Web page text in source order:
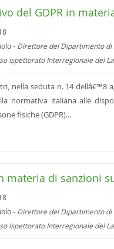
del GDPR in
- Direttore del Dipartimento di
Ispettorato Interregionale del
nella seduta n. 14 dellâ€™8
normativa italiana alle
fisiche (GDPR)...
materia di sanzioni
- Direttore del Dipartimento di
Ispettorato Interregionale del